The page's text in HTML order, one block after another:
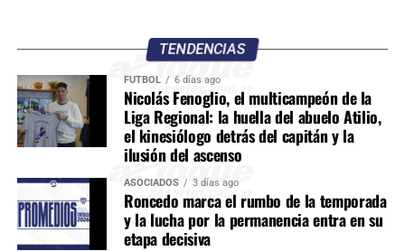
TENDENCIAS
FÚTBOL 6 días ago
Nicolás Fenoglio, el multicampeón de la
Liga Regional: la huella del abuelo Atilio,
el kinesiólogo detrás del capitán y la
ilusión del ascenso
ASOCIADOS 3 días ago
Roncedo marca el rumbo de la temporada
y la lucha por la permanencia entra en su
etapa decisiva